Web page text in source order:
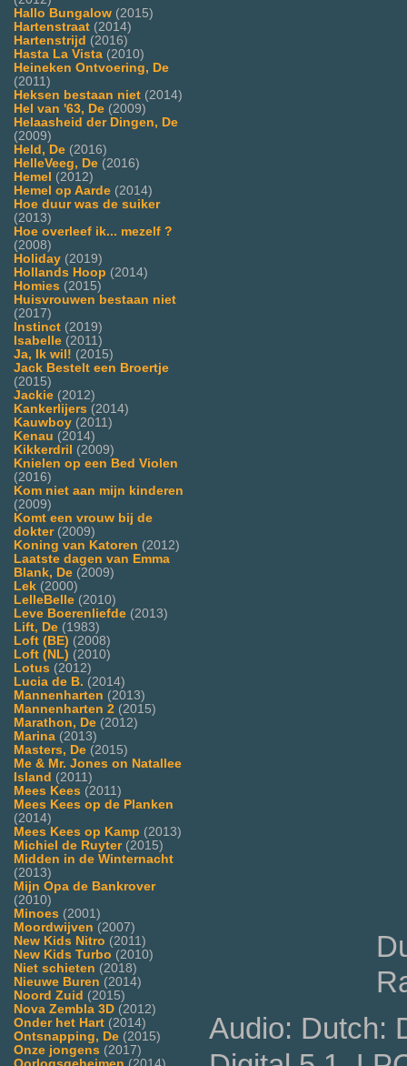
Hallo Bungalow (2015)
Hartenstraat (2014)
Hartenstrijd (2016)
Hasta La Vista (2010)
Heineken Ontvoering, De
(2011)
Heksen bestaan niet (2014)
Hel van '63, De (2009)
Helaasheid der Dingen, De
(2009)
Held, De (2016)
HelleVeeg, De (2016)
Hemel (2012)
Hemel op Aarde (2014)
Hoe duur was de suiker
(2013)
Hoe overleef ik... mezelf ?
(2008)
Holiday (2019)
Hollands Hoop (2014)
Homies (2015)
Huisvrouwen bestaan niet
(2017)
Instinct (2019)
Isabelle (2011)
Ja, Ik wil! (2015)
Jack Bestelt een Broertje
(2015)
Jackie (2012)
Kankerlijers (2014)
Kauwboy (2011)
Kenau (2014)
Kikkerdril (2009)
Knielen op een Bed Violen
(2016)
Kom niet aan mijn kinderen
(2009)
Komt een vrouw bij de
dokter(2009)
Koning van Katoren (2012)
Laatste dagen van Emma
Blank, De (2009)
Lek (2000)
LelleBelle (2010)
Leve Boerenliefde (2013)
Lift, De (1983)
Loft (BE) (2008)
Loft (NL) (2010)
Lotus (2012)
Lucia de B. (2014)
Mannenharten (2013)
Mannenharten 2 (2015)
Marathon, De (2012)
Marina (2013)
Masters, De (2015)
Me & Mr. Jones on Natallee
Island (2011)
Mees Kees (2011)
Mees Kees op de Planken
(2014)
Mees Kees op Kamp (2013)
Michiel de Ruyter(2015)
Midden in de Winternacht
(2013)
Mijn Opa de Bankrover
(2010)
Minoes (2001)
Moordwijven (2007)
New Kids Nitro (2011)
New Kids Turbo (2010)
Niet schieten (2018)
Nieuwe Buren (2014)
Noord Zuid (2015)
Nova Zembla 3D (2012)
Onder het Hart (2014)
Ontsnapping, De (2015)
Onze jongens (2017)
Audio: Dutch: